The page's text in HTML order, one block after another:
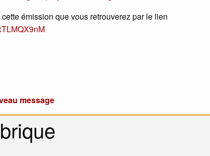
émission que vous retrouverez par le lien
message